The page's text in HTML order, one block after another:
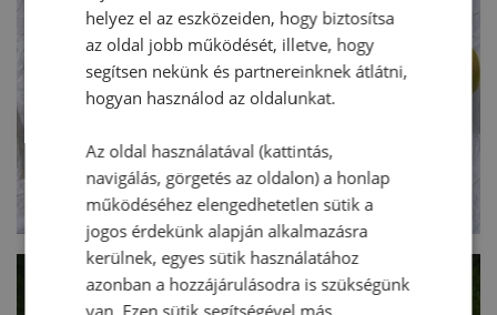
helyez el az eszközeiden, hogy biztosítsa
az oldal jobb működését, illetve, hogy
segítsen nekünk és partnereinknek átlátni,
hogyan használod az oldalunkat.
Az oldal használatával (kattintás,
navigálás, görgetés az oldalon) a honlap
működéséhez elengedhetetlen sütik a
jogos érdekünk alapján alkalmazásra
kerülnek, egyes sütik használatához
azonban a hozzájárulásodra is szükségünk
van. Ezen sütik segítségével más